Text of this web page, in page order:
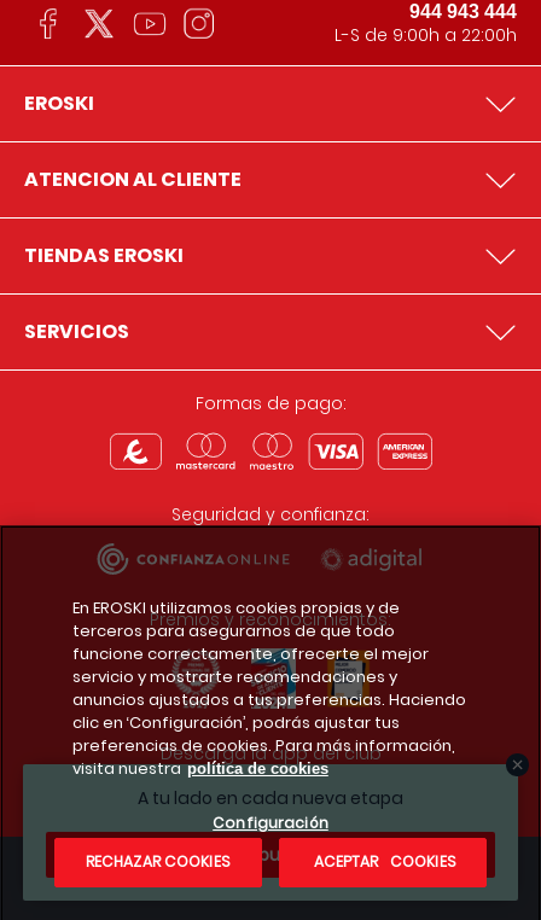
A tu lado en cada nueva etapa
¿Te apuntas?
944 943 444
L-S de 9:00h a 22:00h
EROSKI
ATENCION AL CLIENTE
TIENDAS EROSKI
SERVICIOS
Formas de pago:
Seguridad y confianza:
Premios y reconocimientos:
Descarga la app del club
Condiciones legales
En EROSKI utilizamos cookies propias y de
terceros para asegurarnos de que todo
funcione correctamente, ofrecerte el mejor
servicio y mostrarte recomendaciones y
anuncios ajustados a tus preferencias. Haciendo
clic en ‘Configuración’, podrás ajustar tus
preferencias de cookies. Para más información,
visita nuestra política de cookies
Configuración
RECHAZAR COOKIES
ACEPTAR COOKIES